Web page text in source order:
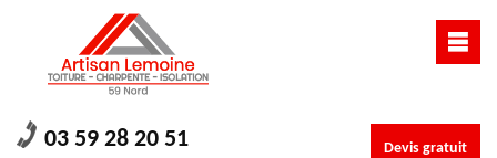
03 59 28 20 51
Devis gratuit